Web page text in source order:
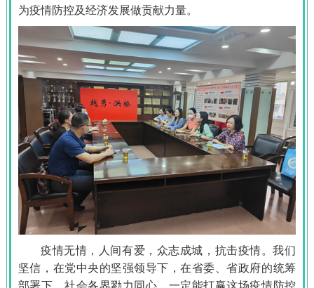
为疫情防控及经济发展做贡献力量。
疫情无情，人间有爱，众志成城，抗击疫情。我们
坚信，在党中央的坚强领导下，在省委、省政府的统筹